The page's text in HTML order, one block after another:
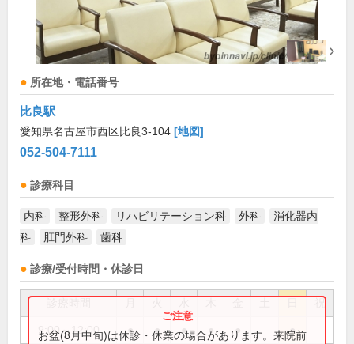
所在地・電話番号
比良駅
愛知県名古屋市西区比良3-104 [地図]
052-504-7111
診療科目
内科 整形外科 リハビリテーション科 外科
消化器内
科
肛門外科 歯科
診療/受付時間・休診日
祝
9:00～12:00 ● ● ● ● ● ●
お盆(8月中旬)は休診・休業の場合があります。来院前